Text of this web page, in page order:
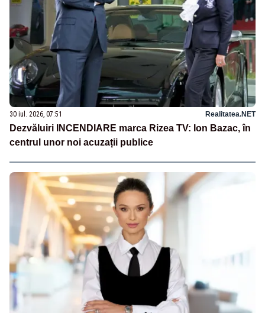
30 iul. 2026, 07:51 Realitatea.NET
Dezvăluiri INCENDIARE marca Rizea TV: Ion Bazac, în
centrul unor noi acuzații publice